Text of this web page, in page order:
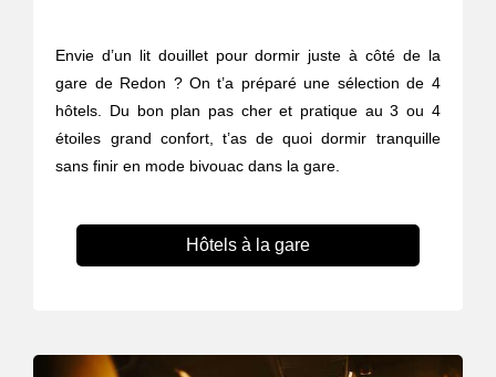
Envie d’un lit douillet pour dormir juste à côté de la
gare de Redon ? On t’a préparé une sélection de 4
hôtels. Du bon plan pas cher et pratique au 3 ou 4
étoiles grand confort, t’as de quoi dormir tranquille
sans finir en mode bivouac dans la gare.
Hôtels à la gare